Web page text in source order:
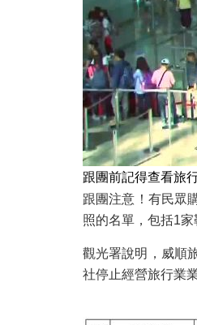
跟團前記得查看旅
跟團注意！有民眾
照的名單，包括1
觀光署說明，威順
社停止經營旅行業